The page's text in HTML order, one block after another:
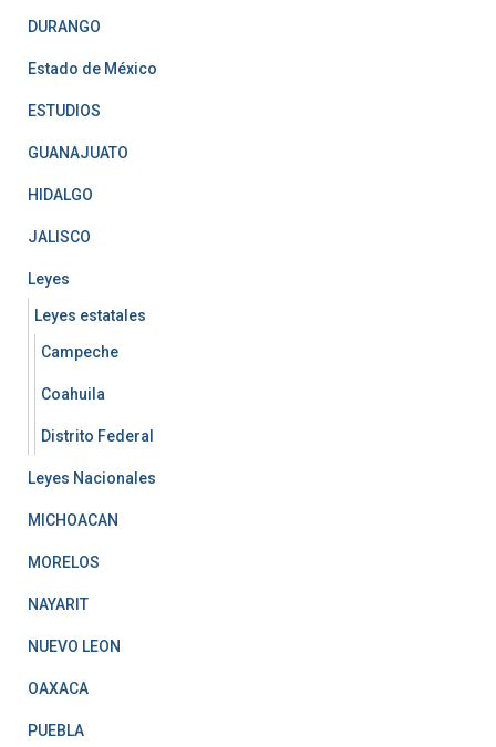
DURANGO
Estado de México
ESTUDIOS
GUANAJUATO
HIDALGO
JALISCO
Leyes
Leyes estatales
Campeche
Coahuila
Distrito Federal
Leyes Nacionales
MICHOACAN
MORELOS
NAYARIT
NUEVO LEON
OAXACA
PUEBLA